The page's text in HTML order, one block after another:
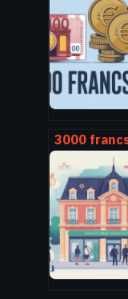
3000
euro :
pratiques